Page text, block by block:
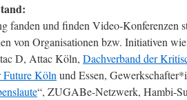
fanden und finden Video-Konferenzen
von Organisationen bzw. Initiativen
D, Attac Köln, Dachverband der
Future Köln und Essen,
“, ZUGABe-Netzwerk, Hambi-